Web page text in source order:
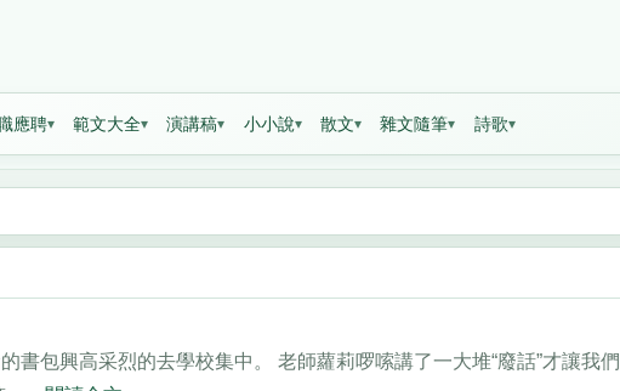
應聘 範文大全 演講稿 小小說 散文 雜文隨筆 詩歌
書包興高采烈的去學校集中。 老師蘿莉啰嗦講了一大堆“廢話”才讓我們